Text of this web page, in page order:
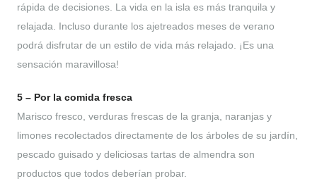
rápida de decisiones. La vida en la isla es más tranquila y
relajada. Incluso durante los ajetreados meses de verano
podrá disfrutar de un estilo de vida más relajado. ¡Es una
sensación maravillosa!
5 – Por la comida fresca
Marisco fresco, verduras frescas de la granja, naranjas y
limones recolectados directamente de los árboles de su jardín,
pescado guisado y deliciosas tartas de almendra son
productos que todos deberían probar.